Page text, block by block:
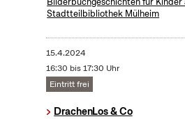
Stadtteilbibliothek Mülheim
15.4.2024
16:30 bis 17:30 Uhr
Eintritt frei
DrachenLos & Co